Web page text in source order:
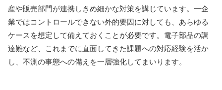
産や販売部門が連携しきめ細かな対策を講じています。一企
業ではコントロールできない外的要因に対しても、あらゆる
ケースを想定して備えておくことが必要です。電子部品の調
達難など、これまでに直面してきた課題への対応経験を活か
し、不測の事態への備えを一層強化してまいります。